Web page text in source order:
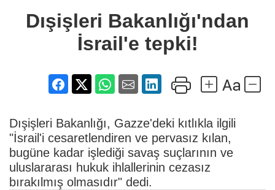
Dışişleri Bakanlığı'ndan
İsrail'e tepki!
Dışişleri Bakanlığı, Gazze'deki kıtlıkla ilgili
"İsrail'i cesaretlendiren ve pervasız kılan,
bugüne kadar işlediği savaş suçlarının ve
uluslararası hukuk ihlallerinin cezasız
bırakılmış olmasıdır" dedi.